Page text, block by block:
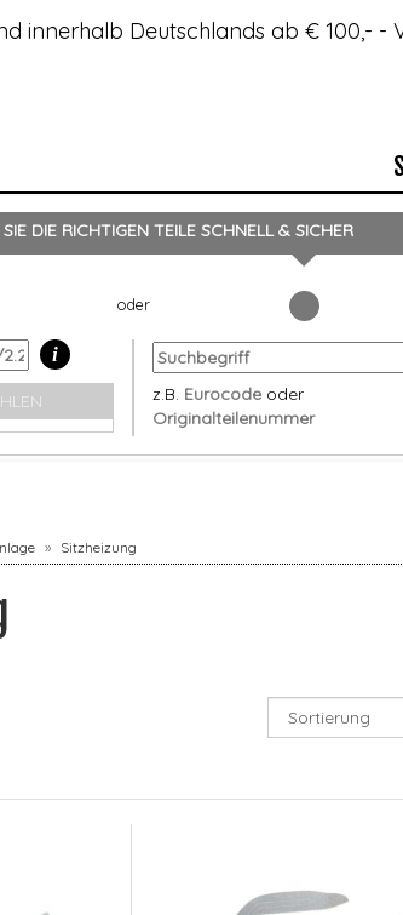
innerhalb Deutschlands ab € 100,- -
DIE RICHTIGEN TEILE SCHNELL & SICHER
i
z.B. Eurocode oder
Originalteilenummer
Sitzheizung